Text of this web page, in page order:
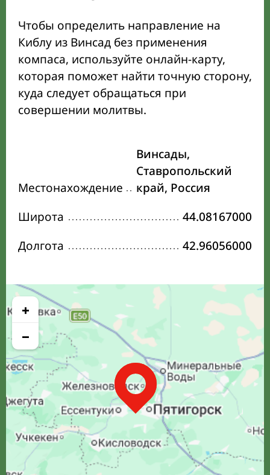
Чтобы определить направление на
Киблу из Винсад без применения
компаса, используйте онлайн-карту,
которая поможет найти точную сторону,
куда следует обращаться при
совершении молитвы.
Местонахождение
Винсады,
Ставропольский
край, Россия
Широта
44.08167000
Долгота
42.96056000
+
−